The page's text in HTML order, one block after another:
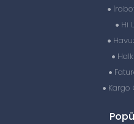
Hi
Halk
Kargo